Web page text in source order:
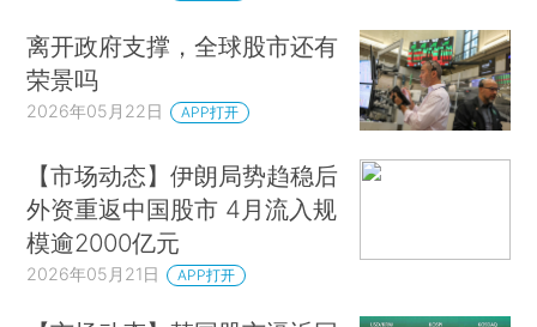
离开政府支撑，全球股市还有
荣景吗
2026年05月22日 APP打开
【市场动态】伊朗局势趋稳后
外资重返中国股市 4月流入规
模逾2000亿元
2026年05月21日 APP打开